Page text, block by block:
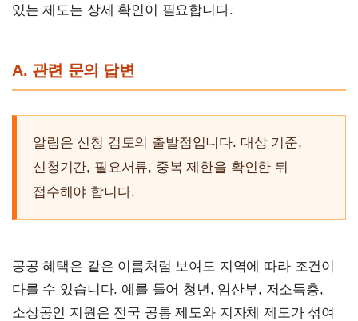
있는 제도는 상세 확인이 필요합니다.
A. 관련 문의 답변
알림은 신청 검토의 출발점입니다. 대상 기준,
신청기간, 필요서류, 중복 제한을 확인한 뒤
접수해야 합니다.
공공 혜택은 같은 이름처럼 보여도 지역에 따라 조건이
다를 수 있습니다. 예를 들어 청년, 임산부, 저소득층,
소상공인 지원은 전국 공통 제도와 지자체 제도가 섞여